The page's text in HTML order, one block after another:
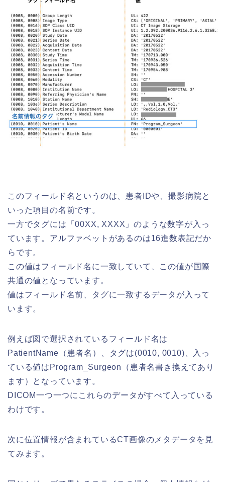
このフィールド名というのは、患者IDや、撮影病院と
いった項目の名前です。
一方でタグには「00XX, XXXX」のような数字が入っ
ています。アルファベットがあるのは16進数表記だか
らです。
この値はフィールド名に一致していて、この値が国際
共通の値となっています。
値はフィールド名前、タグに一致するデータが入って
います。
例えば図で選択されているフィールド名は
PatientName（患者名）、タグは(0010, 0010)、入っ
ている値はProgram_Surgeon（患者名書き換えてあり
ます）となっています。
DICOM一つ一つにこれらのデータがすべて入っている
わけです。
次に位置情報が含まれているCT画像のメタデータを見
てみます。